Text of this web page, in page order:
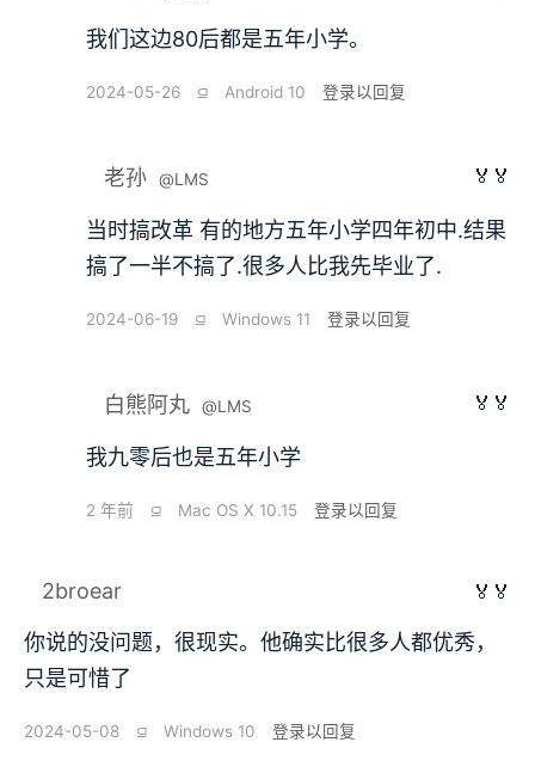
我们这边80后都是五年小学。
2024-05-26 ⫑ Android 10 登录以回复
老孙 @LMS 🏅🏅
当时搞改革 有的地方五年小学四年初中.结果
搞了一半不搞了.很多人比我先毕业了.
2024-06-19 ⫑ Windows 11 登录以回复
白熊阿丸 @LMS 🏅🏅
我九零后也是五年小学
2 年前 ⫑ Mac OS X 10.15 登录以回复
2broear 🏅🏅
你说的没问题，很现实。他确实比很多人都优秀，
只是可惜了
2024-05-08 ⫑ Windows 10 登录以回复